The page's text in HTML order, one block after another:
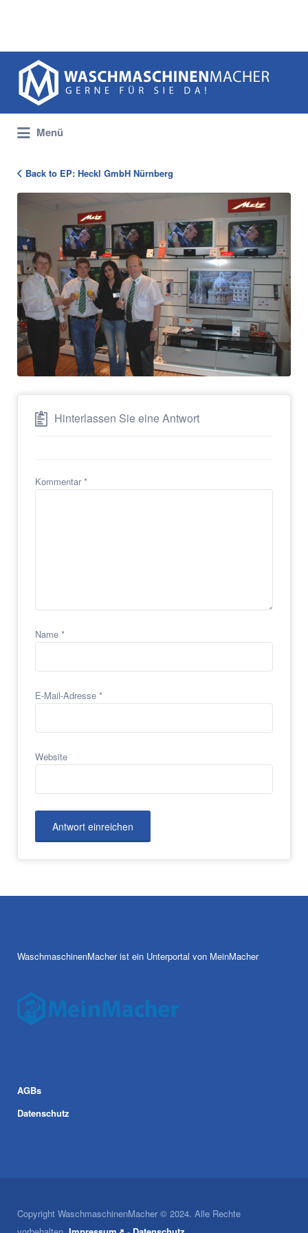
Suchen
nach:
Menü
106874_Heckl_Portraet_1339
Back to EP: Heckl GmbH Nürnberg
Hinterlassen Sie eine Antwort
Kommentar*
Name *
E-Mail-Adresse *
Website
WaschmaschinenMacher ist ein Unterportal von MeinMacher
AGBs
Datenschutz
Copyright WaschmaschinenMacher © 2024. Alle Rechte